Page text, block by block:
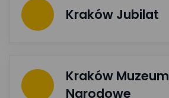
Kraków Jubilat
Kraków Muzeum
Narodowe